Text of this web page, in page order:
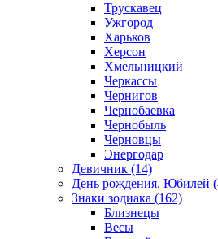
Трускавец
Ужгород
Харьков
Херсон
Хмельницкий
Черкассы
Чернигов
Чернобаевка
Чернобыль
Черновцы
Энергодар
Девичник (14)
День рождения. Юбилей
Знаки зодиака (162)
Близнецы
Весы